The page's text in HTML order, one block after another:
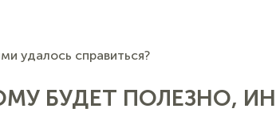
удалось справиться?
БУДЕТ ПОЛЕЗНО,